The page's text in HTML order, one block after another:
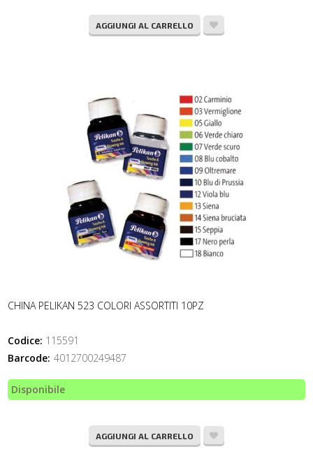
AGGIUNGI AL CARRELLO
CHINA PELIKAN 523 COLORI ASSORTITI 10PZ
Codice: 115591
Barcode: 4012700249487
Disponibile
AGGIUNGI AL CARRELLO